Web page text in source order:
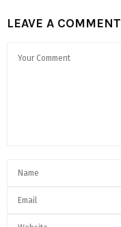
LEAVE A COMMENT